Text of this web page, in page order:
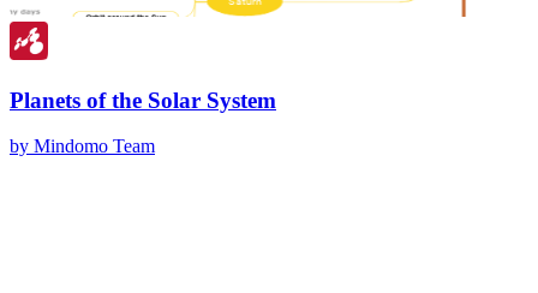
Planets of the Solar System
by Mindomo Team